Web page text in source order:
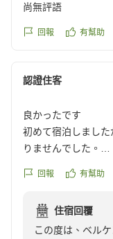
尚無評語
回報 有幫助
認證住客
良かったです
初めて宿泊しまし
りませんでした。
足でした。
クチコミの詳細は
https://
回報 有幫助
住宿回覆
この度は、ベル